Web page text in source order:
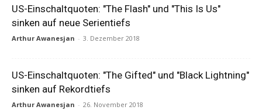
US-Einschaltquoten: "The Flash" und "This Is Us"
sinken auf neue Serientiefs
Arthur Awanesjan - 3. Dezember 2018
US-Einschaltquoten: "The Gifted" und "Black Lightning"
sinken auf Rekordtiefs
Arthur Awanesjan - 26. November 2018